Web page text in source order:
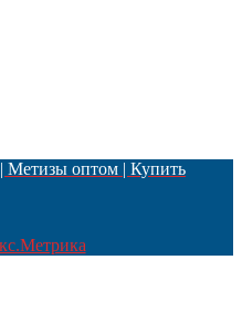
| Метизы оптом | Купить